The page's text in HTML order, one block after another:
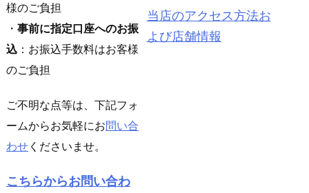
様のご負担
・ 事前に指定口座へのお振
込 ：お振込手数料はお客様
のご負担
ご不明な点等は、下記フォ
ームからお気軽にお問い合
わせ くださいませ。
こちらからお問い合わ
当店のアクセス方法お
よび店舗情報